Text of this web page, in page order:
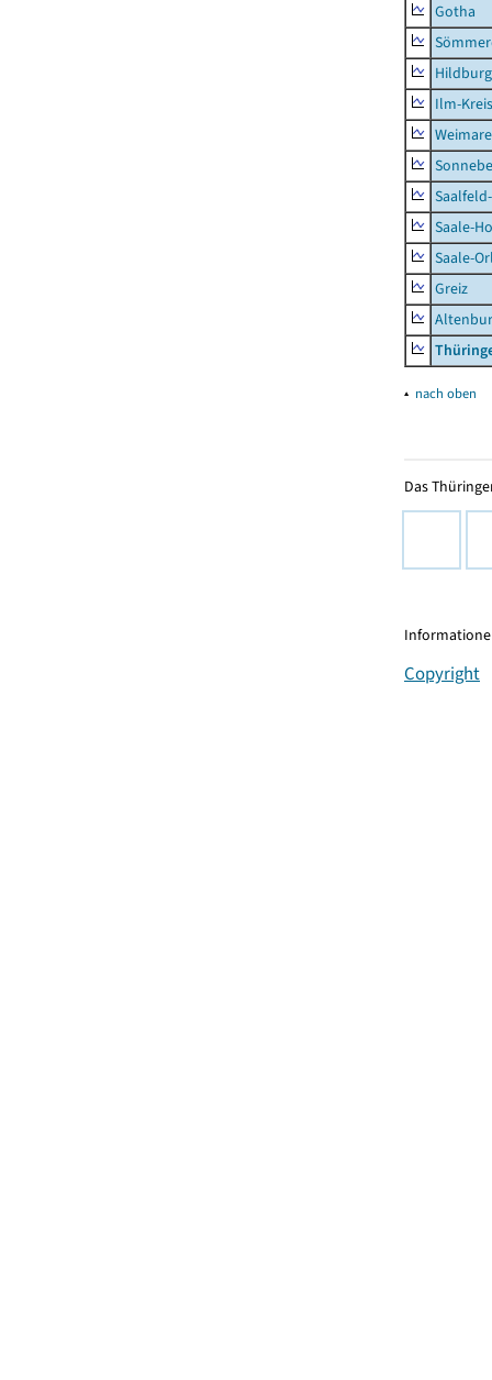
Gotha
Ilm-Kreis
Saale-
Saale-
Greiz
▴ nach oben
Das
Copyright